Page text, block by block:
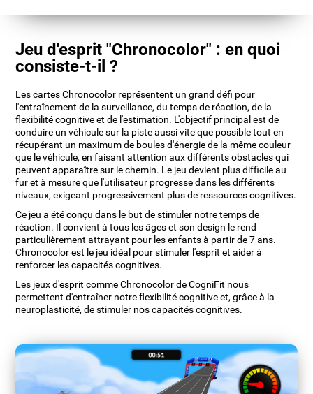
Jeu d'esprit "Chronocolor" : en quoi
consiste-t-il ?
Les cartes Chronocolor représentent un grand défi pour
l'entraînement de la surveillance, du temps de réaction, de la
flexibilité cognitive et de l'estimation. L'objectif principal est de
conduire un véhicule sur la piste aussi vite que possible tout en
récupérant un maximum de boules d'énergie de la même couleur
que le véhicule, en faisant attention aux différents obstacles qui
peuvent apparaître sur le chemin. Le jeu devient plus difficile au
fur et à mesure que l'utilisateur progresse dans les différents
niveaux, exigeant progressivement plus de ressources cognitives.
Ce jeu a été conçu dans le but de stimuler notre temps de
réaction. Il convient à tous les âges et son design le rend
particulièrement attrayant pour les enfants à partir de 7 ans.
Chronocolor est le jeu idéal pour stimuler l'esprit et aider à
renforcer les capacités cognitives.
Les jeux d'esprit comme Chronocolor de CogniFit nous
permettent d'entraîner notre flexibilité cognitive et, grâce à la
neuroplasticité, de stimuler nos capacités cognitives.